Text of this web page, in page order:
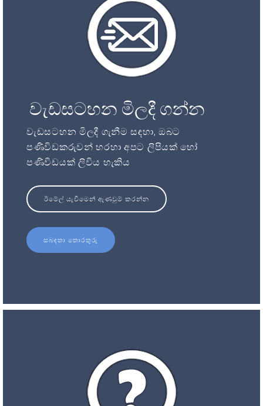
වැඩසටහන මිලදී ගන්න
වැඩසටහන මිලදී ගැනීම සඳහා, ඔබට
පණිවිඩකරුවන් හරහා අපට ලිපියක් හෝ
පණිවිඩයක් ලිවිය හැකිය
ඊමේල් යැවීමෙන් ඇණවුම් කරන්න
සබඳතා තොරතුරු